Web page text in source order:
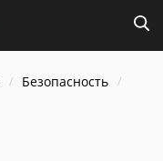
Безопасность